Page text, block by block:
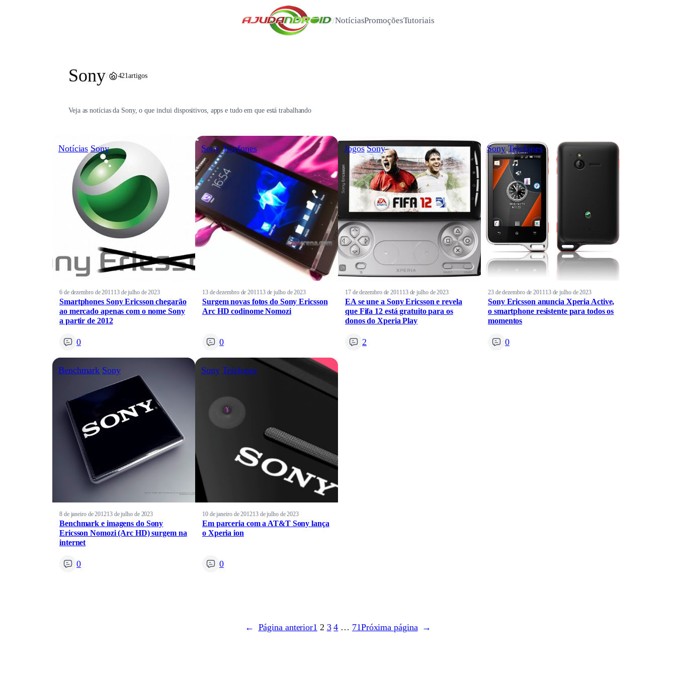
/NotíciasPromoçõesTutoriais
Sony/ 421artigos
Veja as notícias da Sony, o que inclui dispositivos, apps e tudo em que está trabalhando
Notícias Sony
6 de dezembro de 201113 de julho de 2023
Smartphones Sony Ericsson chegarão
ao mercado apenas com o nome Sony
a partir de 2012
0
Sony Telefones
13 de dezembro de 201113 de julho de 2023
Surgem novas fotos do Sony Ericsson
Arc HD codinome Nomozi
0
Jogos Sony
17 de dezembro de 201113 de julho de 2023
EA se une a Sony Ericsson e revela
que Fifa 12 está gratuito para os
donos do Xperia Play
2
Sony Telefones
23 de dezembro de 201113 de julho de 2023
Sony Ericsson anuncia Xperia Active,
o smartphone resistente para todos os
momentos
0
Benchmark Sony
8 de janeiro de 201213 de julho de 2023
Benchmark e imagens do Sony
Ericsson Nomozi (Arc HD) surgem na
internet
0
Sony Telefones
10 de janeiro de 201213 de julho de 2023
Em parceria com a AT&T Sony lança
o Xperia ion
0
← Página anterior1 2 3 4 … 71Próxima página →